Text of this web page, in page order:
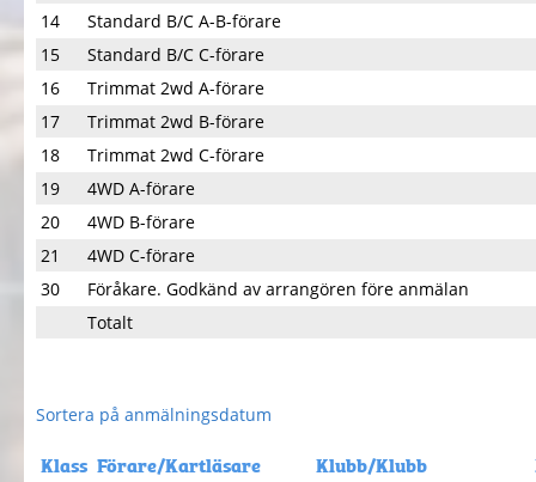
14
Standard B/C A-B-förare
15
Standard B/C C-förare
16
Trimmat 2wd A-förare
17
Trimmat 2wd B-förare
18
Trimmat 2wd C-förare
19
4WD A-förare
20
4WD B-förare
21
4WD C-förare
30
Föråkare. Godkänd av arrangören före anmälan
Totalt
Sortera på anmälningsdatum
Klass Förare/Kartläsare Klubb/Klubb